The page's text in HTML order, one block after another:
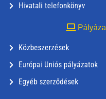
Hivatali telefonkönyv
Közbeszerzések
Európai Uniós pályázatok
Egyéb szerződések